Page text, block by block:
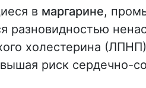
в маргарине,
разновидностью
холестерина
риск сердечно-